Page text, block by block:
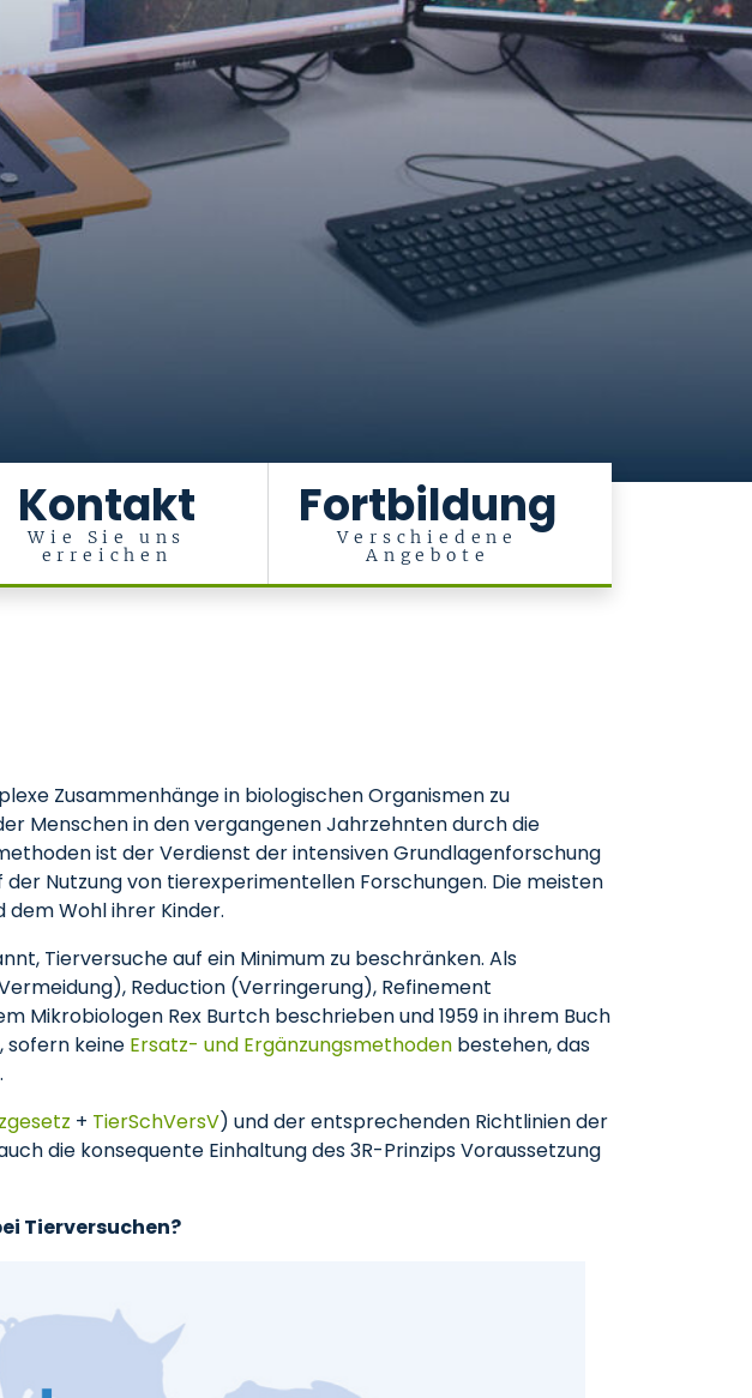
Kontakt
Wie Sie uns
erreichen
Fortbildung
Verschiedene
Angebote
Zusammenhänge in biologischen Organismen zu
Menschen in den vergangenen Jahrzehnten durch die
ist der Verdienst der intensiven Grundlagenforschung
Nutzung von tierexperimentellen Forschungen. Die meisten
Wohl ihrer Kinder.
Tierversuche auf ein Minimum zu beschränken. Als
Reduction (Verringerung), Refinement
Mikrobiologen Rex Burtch beschrieben und 1959 in ihrem Buch
sofern keine Ersatz- und Ergänzungsmethoden bestehen, das
+ TierSchVersV) und der entsprechenden Richtlinien der
die konsequente Einhaltung des 3R-Prinzips Voraussetzung
Tierversuchen?